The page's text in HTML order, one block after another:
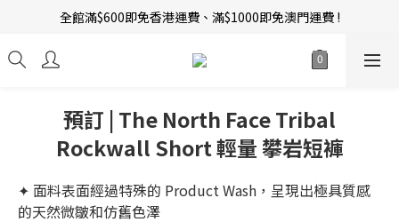
新會員招募中 | 即送 $12 購物金當錢使！
全館滿$600即免香港運費、滿$1000即免澳門運費 !
訂單完成後14天內圖文評價，即贈$10無限期購物金當錢使！
預訂 | The North Face Tribal
Rockwall Short 輕量 攀岩短褲
✦ 面料表面經過特殊的 Product Wash，呈現出極具質感
的天然微皺和仿舊色澤